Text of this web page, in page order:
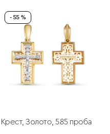
- 55 %
Крест, Золото, 585 проба